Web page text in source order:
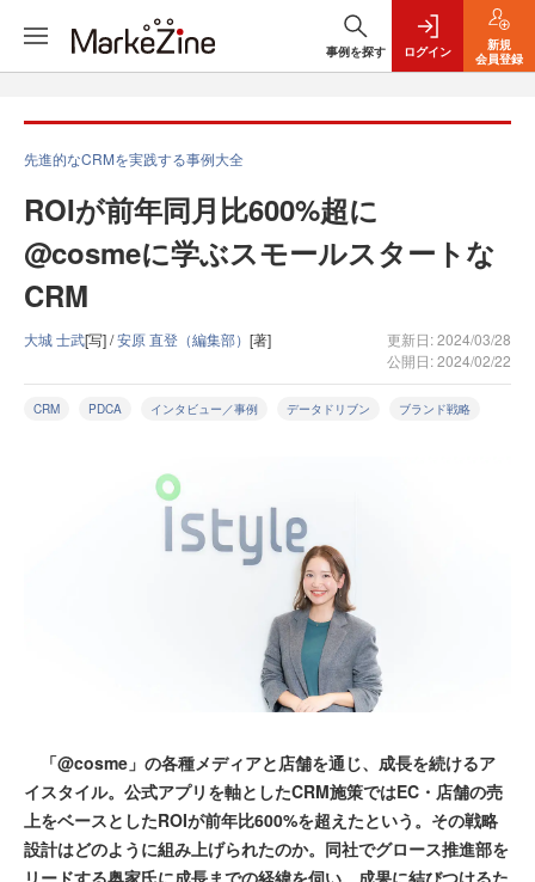
事例を探す ログイン
新規
会員登録
先進的なCRMを実践する事例大全
ROIが前年同月比600%超に
@cosmeに学ぶスモールスタートな
CRM
大城 士武[写] /安原 直登（編集部） [著]
更新日: 2024/03/28
公開日: 2024/02/22
CRM PDCA インタビュー／事例 データドリブン ブランド戦略
「@cosme」の各種メディアと店舗を通じ、成長を続けるア
イスタイル。公式アプリを軸としたCRM施策ではEC・店舗の売
上をベースとしたROIが前年比600%を超えたという。その戦略
設計はどのように組み上げられたのか。同社でグロース推進部を